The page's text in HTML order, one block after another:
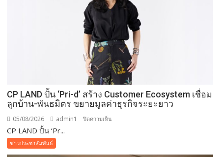
CP LAND ปั้น ‘Pri-d’ สร้าง Customer Ecosystem เชื่อม
ลูกบ้าน-พันธมิตร ขยายมูลค่าธุรกิจระยะยาว
05/08/2026 admin1 ปิดความเห็น
CP LAND ปั้น ‘Pr...
ข่าวประชาสัมพันธ์